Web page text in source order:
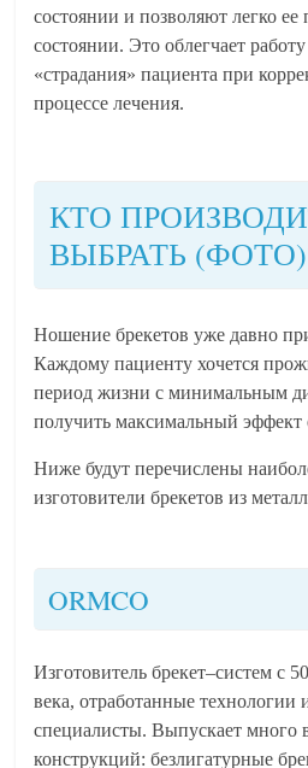
состоянии и позволяют легко
состоянии. Это облегчает
«страдания» пациента при
процессе лечения.
КТО
ВЫБРАТЬ
Ношение брекетов уже давно
Каждому пациенту хочется
период жизни с минимальным
получить максимальный эффект
Ниже будут перечислены
изготовители брекетов из
ORMCO
Изготовитель брекет–систем с
века, отработанные
специалисты. Выпускает много
конструкций: безлигатурные